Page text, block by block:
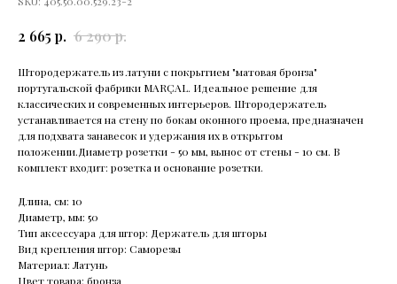
2 665 р. 6 290р.
Штородержатель из латуни с покрытием "матовая бронза"
португальской фабрики MARÇAL. Идеальное решение для
классических и современных интерьеров. Штородержатель
устанавливается на стену по бокам оконного проема, предназначен
для подхвата занавесок и удержания их в открытом
положении.Диаметр розетки - 50 мм, вынос от стены - 10 см. В
комплект входит: розетка и основание розетки.
Длина, см: 10
Диаметр, мм: 50
Тип аксессуара для штор: Держатель для шторы
Вид крепления штор: Саморезы
Материал: Латунь
Цвет товара: бронза